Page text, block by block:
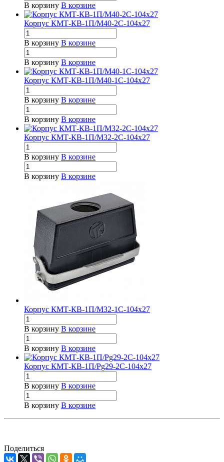
В корзину В корзине
Корпус КМТ-КВ-1П/М40-2С-104х27
В корзину В корзине
В корзину В корзине
Корпус КМТ-КВ-1П/М40-1С-104х27
В корзину В корзине
В корзину В корзине
Корпус КМТ-КВ-1П/М32-2С-104х27
В корзину В корзине
В корзину В корзине
Корпус КМТ-КВ-1П/М32-1С-104х27
В корзину В корзине
В корзину В корзине
Корпус КМТ-КВ-1П/Pg29-2С-104х27
В корзину В корзине
В корзину В корзине
Поделиться